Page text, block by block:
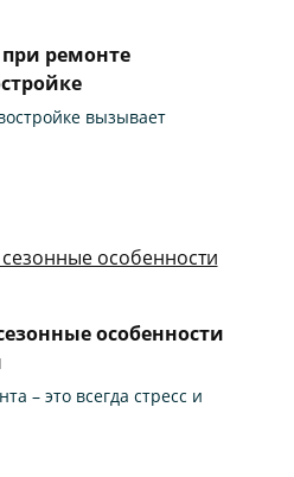
ремонте
вызывает
особенности
– это всегда стресс и